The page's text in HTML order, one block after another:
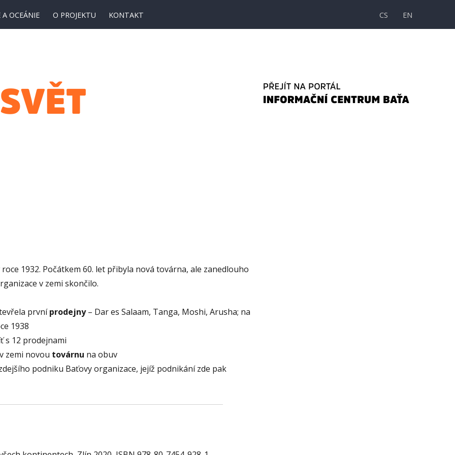
A OCEÁNIE O PROJEKTU KONTAKT CS EN
1932. Počátkem 60. let přibyla nová továrna, ale zanedlouho
v zemi skončilo.
prvníprodejny– Dar es Salaam, Tanga, Moshi, Arusha; na
1938
s 12 prodejnami
zemi novou továrnu na obuv
podniku Baťovy organizace, jejíž podnikání zde pak